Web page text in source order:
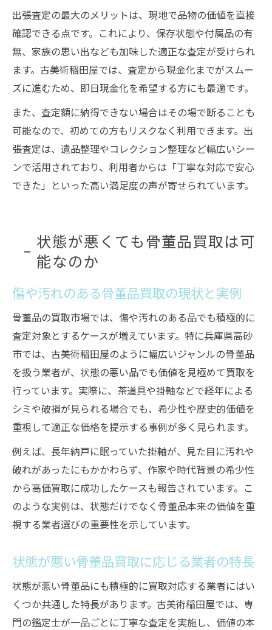
出張査定の最大のメリットは、現地で品物の価値を直接
確認できる点です。これにより、保存状態や付属品の有
無、家族の思い出なども加味した適正な査定が受けられ
ます。古美術稲田屋では、査定から現金化までがスムー
ズに進むため、即日現金化を希望する方にも最適です。
また、査定額に納得できない場合はその場で断ることも
可能なので、初めての方もリスクなく利用できます。出
張査定は、遺品整理やコレクション整理など幅広いシー
ンで活用されており、利用者からは「丁寧な対応で安心
できた」といった高い満足度の声が寄せられています。
状態が悪くても骨董品買取は可
能なのか
傷や汚れのある骨董品買取の現状と実例
骨董品の買取市場では、傷や汚れのある品でも積極的に
査定対象とするケースが増えています。特に兵庫県高砂
市では、古美術稲田屋のように幅広いジャンルの骨董品
を扱う業者が、状態の悪い品でも価値を見極めて買取を
行っています。実際に、茶道具や掛軸などで経年による
シミや破損が見られる場合でも、希少性や歴史的価値を
重視して適正な価格を提示する事例が多く見られます。
例えば、長年納戸に眠っていた掛軸が、見た目に汚れや
破れがあったにもかかわらず、作家や時代背景の希少性
から高価買取に成功したケースも報告されています。こ
のような実例は、状態だけでなく骨董品本来の価値を重
視する業者選びの重要性を示しています。
状態が悪い骨董品買取に応じる業者の特長
状態が悪い骨董品にも積極的に買取対応する業者にはい
くつか共通した特長があります。古美術稲田屋では、専
門の鑑定士が一品ごとに丁寧な査定を実施し、価値の本